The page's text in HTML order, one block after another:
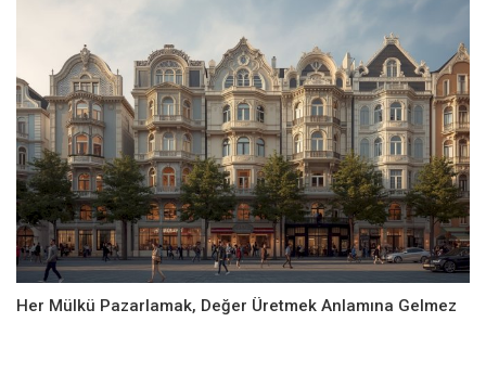
Her Mülkü Pazarlamak, Değer Üretmek Anlamına Gelmez